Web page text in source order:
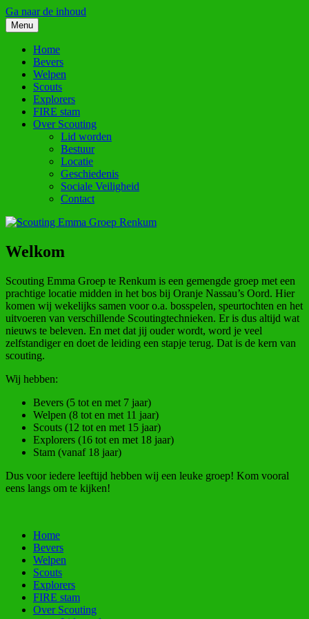
Ga naar de inhoud
Scouting Emma Groep Renkum
Site van Scouting Emma Groep Renkum
Menu
Home
Bevers
Welpen
Scouts
Explorers
FIRE stam
Over Scouting
Lid worden
Bestuur
Locatie
Geschiedenis
Sociale Veiligheid
Contact
Welkom
Scouting Emma Groep te Renkum is een gemengde groep met een
prachtige locatie midden in het bos bij Oranje Nassau’s Oord. Hier
komen wij wekelijks samen voor o.a. bosspelen, speurtochten en het
uitvoeren van verschillende Scoutingtechnieken. Er is dus altijd wat
nieuws te beleven. En met dat jij ouder wordt, word je veel
zelfstandiger en doet de leiding een stapje terug. Dat is de kern van
scouting.
Wij hebben:
Bevers (5 tot en met 7 jaar)
Welpen (8 tot en met 11 jaar)
Scouts (12 tot en met 15 jaar)
Explorers (16 tot en met 18 jaar)
Stam (vanaf 18 jaar)
Dus voor iedere leeftijd hebben wij een leuke groep! Kom vooral
eens langs om te kijken!
Home
Bevers
Welpen
Scouts
Explorers
FIRE stam
Over Scouting